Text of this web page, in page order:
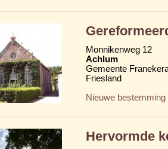
Monnikenweg 12
Achlum
Gemeente
Friesland
Nieuwe bestemming
Hervormde